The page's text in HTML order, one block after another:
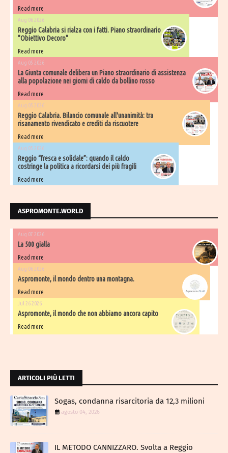
Read more
Aug 06 2026
Reggio Calabria si rialza con i fatti. Piano straordinario
"Obiettivo Decoro"
Read more
Aug 05 2026
La Giunta comunale delibera un Piano straordinario di assistenza
alla popolazione nei giorni di caldo da bollino rosso
Read more
Aug 05 2026
Reggio Calabria. Bilancio comunale all'unanimità: tra
risanamento rivendicato e crediti da riscuotere
Read more
Aug 05 2026
Reggio “fresca e solidale”: quando il caldo
costringe la politica a ricordarsi dei più fragili
Read more
ASPROMONTE.WORLD
Aug 07 2026
La 500 gialla
Read more
Aug 06 2026
Aspromonte, il mondo dentro una montagna.
Read more
Jul 26 2026
Aspromonte, il mondo che non abbiamo ancora capito
Read more
ARTICOLI PIÙ LETTI
Sogas, condanna risarcitoria da 12,3 milioni
agosto 04, 2026
IL METODO CANNIZZARO​. Svolta a Reggio